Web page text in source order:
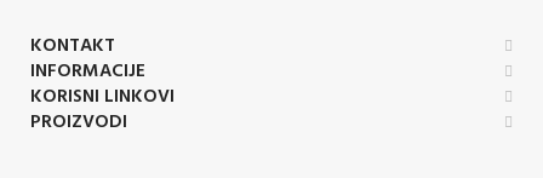
KONTAKT
INFORMACIJE
KORISNI LINKOVI
PROIZVODI